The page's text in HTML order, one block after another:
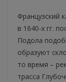
Французский
в 1640-х гг.
Подола
образуют
то время –
трасса